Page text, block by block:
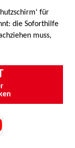
für
die Soforthilfe
muss,